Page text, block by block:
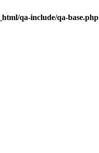
qa-include/qa-base.php